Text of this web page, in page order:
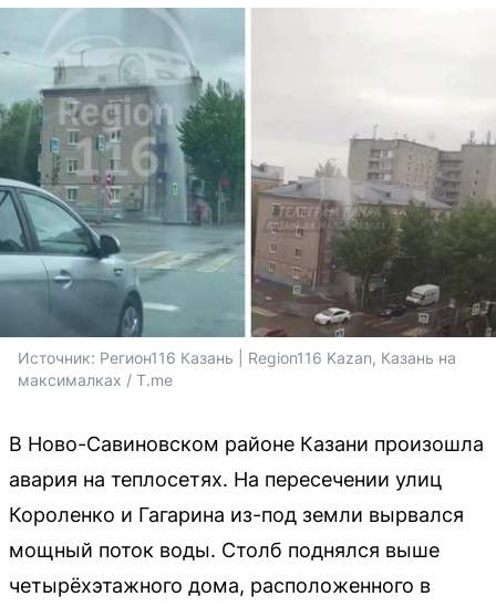
Источник: Регион116 Казань | Region116 Kazan, Казань на
максималках / T.me
В Ново-Савиновском районе Казани произошла
авария на теплосетях. На пересечении улиц
Короленко и Гагарина из-под земли вырвался
мощный поток воды. Столб поднялся выше
четырёхэтажного дома, расположенного в